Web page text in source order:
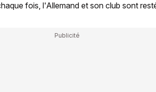
fois, l'Allemand et son club sont